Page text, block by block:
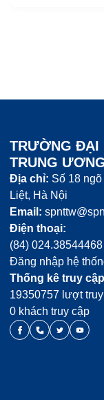
TRƯỜNG ĐẠI
TRUNG
Địa chỉ: Số 18
Liệt, Hà Nội
Email:
Điện thoại:
(84) 024.38544468
Đăng nhập hệ
Thống kê truy
19350757 lượt
0 khách truy cập